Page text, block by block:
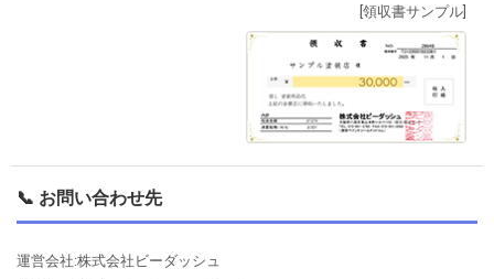
[領収書サンプル]
📞 お問い合わせ先
運営会社:株式会社ビーダッシュ